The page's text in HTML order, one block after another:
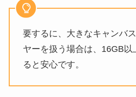
要するに、大きなキャンバ
ヤーを扱う場合は、16GB以
ると安心です。